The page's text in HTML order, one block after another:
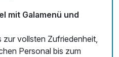
mit Galamenü und
vollsten Zufriedenheit,
Personal bis zum